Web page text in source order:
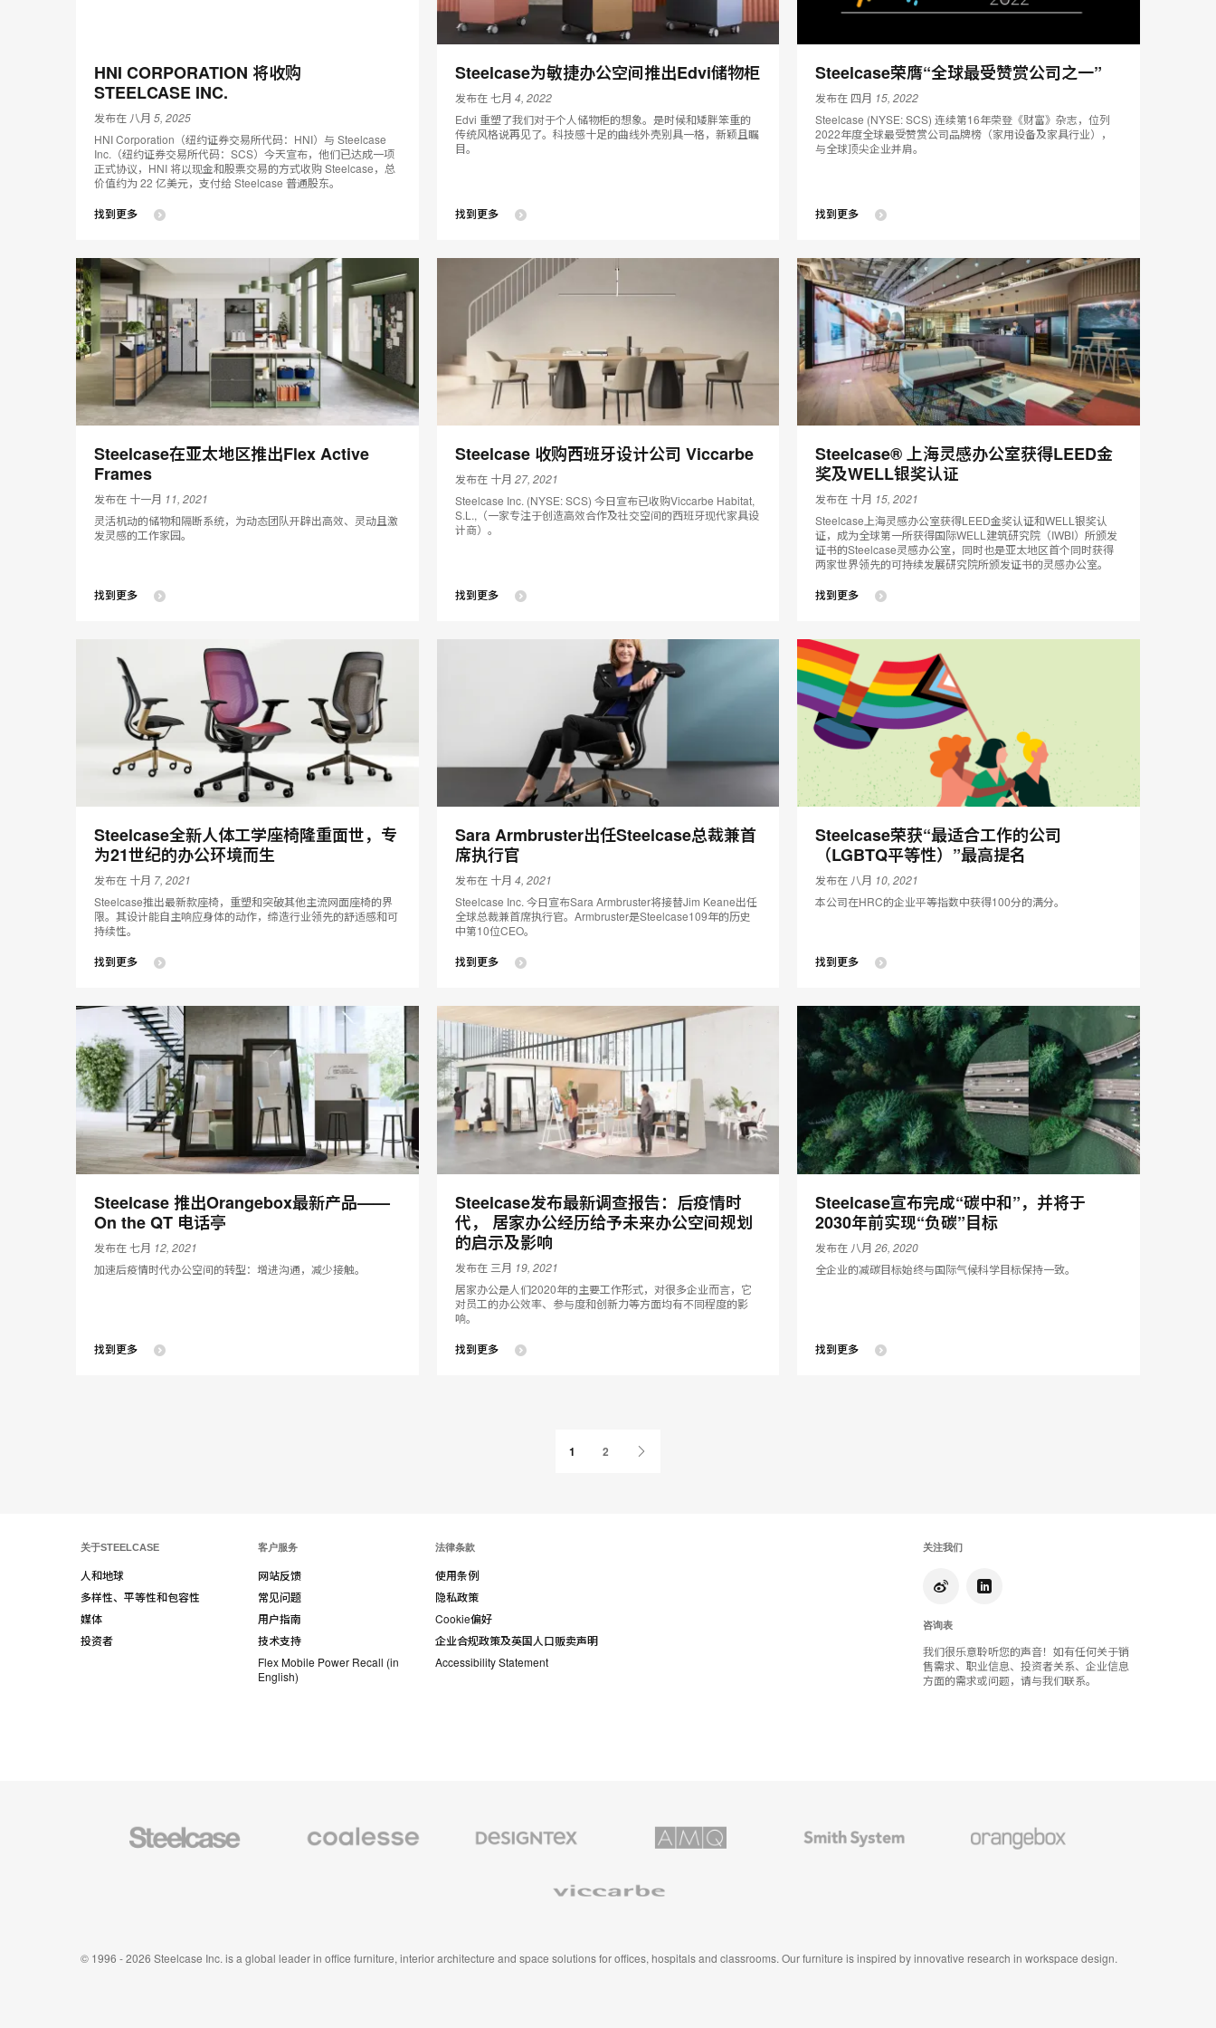
HNI CORPORATION 将收购
STEELCASE INC.
发布在 八月 5, 2025
HNI Corporation（纽约证券交易所代码：HNI）与 Steelcase
Inc.（纽约证券交易所代码：SCS）今天宣布，他们已达成一项
正式协议，HNI 将以现金和股票交易的方式收购 Steelcase，总
价值约为 22 亿美元，支付给 Steelcase 普通股东。
找到更多
Steelcase为敏捷办公空间推出Edvi储物柜
发布在 七月 4, 2022
Edvi 重塑了我们对于个人储物柜的想象。是时候和矮胖笨重的
传统风格说再见了。科技感十足的曲线外壳别具一格，新颖且瞩
目。
找到更多
Steelcase荣膺“全球最受赞赏公司之一”
发布在 四月 15, 2022
Steelcase (NYSE: SCS) 连续第16年荣登《财富》杂志，位列
2022年度全球最受赞赏公司品牌榜（家用设备及家具行业），
与全球顶尖企业并肩。
找到更多
Steelcase在亚太地区推出Flex Active
Frames
发布在 十一月 11, 2021
灵活机动的储物和隔断系统，为动态团队开辟出高效、灵动且激
发灵感的工作家园。
找到更多
Steelcase 收购西班牙设计公司 Viccarbe
发布在 十月 27, 2021
Steelcase Inc. (NYSE: SCS) 今日宣布已收购Viccarbe Habitat,
S.L.,（一家专注于创造高效合作及社交空间的西班牙现代家具设
计商）。
找到更多
Steelcase® 上海灵感办公室获得LEED金
奖及WELL银奖认证
发布在 十月 15, 2021
Steelcase上海灵感办公室获得LEED金奖认证和WELL银奖认
证，成为全球第一所获得国际WELL建筑研究院（IWBI）所颁发
证书的Steelcase灵感办公室，同时也是亚太地区首个同时获得
两家世界领先的可持续发展研究院所颁发证书的灵感办公室。
找到更多
Steelcase全新人体工学座椅隆重面世，专
为21世纪的办公环境而生
发布在 十月 7, 2021
Steelcase推出最新款座椅，重塑和突破其他主流网面座椅的界
限。其设计能自主响应身体的动作，缔造行业领先的舒适感和可
持续性。
找到更多
Sara Armbruster出任Steelcase总裁兼首
席执行官
发布在 十月 4, 2021
Steelcase Inc. 今日宣布Sara Armbruster将接替Jim Keane出任
全球总裁兼首席执行官。Armbruster是Steelcase109年的历史
中第10位CEO。
找到更多
Steelcase荣获“最适合工作的公司
（LGBTQ平等性）”最高提名
发布在 八月 10, 2021
本公司在HRC的企业平等指数中获得100分的满分。
找到更多
Steelcase 推出Orangebox最新产品——
On the QT 电话亭
发布在 七月 12, 2021
加速后疫情时代办公空间的转型：增进沟通，减少接触。
找到更多
Steelcase发布最新调查报告：后疫情时
代， 居家办公经历给予未来办公空间规划
的启示及影响
发布在 三月 19, 2021
居家办公是人们2020年的主要工作形式，对很多企业而言，它
对员工的办公效率、参与度和创新力等方面均有不同程度的影
响。
找到更多
Steelcase宣布完成“碳中和”，并将于
2030年前实现“负碳”目标
发布在 八月 26, 2020
全企业的减碳目标始终与国际气候科学目标保持一致。
找到更多
1 2
关于STEELCASE
人和地球
多样性、平等性和包容性
媒体
投资者
客户服务
网站反馈
常见问题
用户指南
技术支持
Flex Mobile Power Recall (in
English)
法律条款
使用条例
隐私政策
Cookie偏好
企业合规政策及英国人口贩卖声明
Accessibility Statement
关注我们
咨询表
我们很乐意聆听您的声音！如有任何关于销
售需求、职业信息、投资者关系、企业信息
方面的需求或问题，请与我们联系。
Steelcase
System
© 1996 - 2026 Steelcase Inc. is a global leader in office furniture, interior architecture and space solutions for offices, hospitals and classrooms. Our furniture is inspired by innovative research in workspace design.